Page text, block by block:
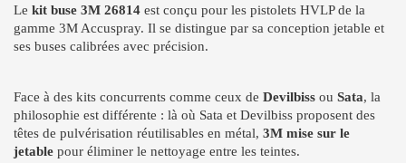
Le kit buse 3M 26814 est conçu pour les pistolets HVLP de la
gamme 3M Accuspray. Il se distingue par sa conception jetable et
ses buses calibrées avec précision.
Face à des kits concurrents comme ceux de Devilbiss ou Sata, la
philosophie est différente : là où Sata et Devilbiss proposent des
têtes de pulvérisation réutilisables en métal, 3M mise sur le
jetable pour éliminer le nettoyage entre les teintes.